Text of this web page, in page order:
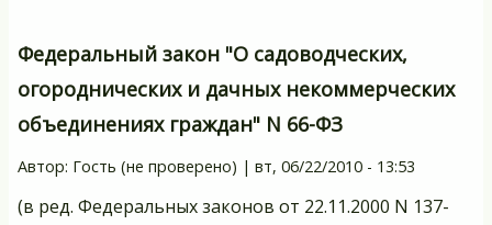
Федеральный закон "О садоводческих,
огороднических и дачных некоммерческих
объединениях граждан" N 66-ФЗ
Автор: Гость (не проверено) | вт, 06/22/2010 - 13:53
(в ред. Федеральных законов от 22.11.2000 N 137-